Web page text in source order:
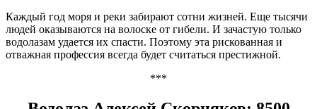
Каждый год моря и реки забирают сотни жизней. Еще тысячи
людей оказываются на волоске от гибели. И зачастую только
водолазам удается их спасти. Поэтому эта рискованная и
отважная профессия всегда будет считаться престижной.
***